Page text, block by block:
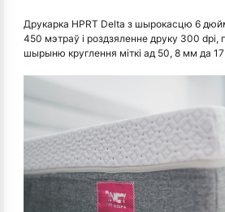
Друкарка HPRT Delta з шырокасцю 6
450 мэтраў і роздзяленне друку 300 dpi,
шырыню круглення міткі ад 50, 8 мм да